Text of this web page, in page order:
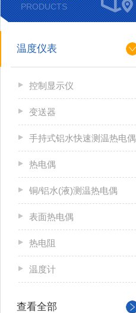
PRODUCTS
温度仪表
控制显示仪
变送器
手持式铝水快速测温热电偶
热电偶
铜/铝水(液)测温热电偶
表面热电偶
热电阻
温度计
查看全部